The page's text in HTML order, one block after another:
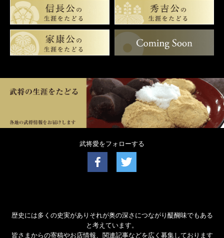
武将愛をフォローする
歴史には多くの史実がありそれが奥の深さにつながり醍醐味でもある
と考えています。
皆さまからの寄稿やお店情報、関連記事などを広く募集しております